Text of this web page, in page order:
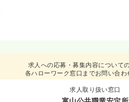
求人への応募・募集内容について
各ハローワーク窓口までお問い合わ
求人取り扱い窓口